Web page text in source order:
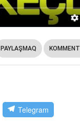
PAYLAŞMAQ
Telegram